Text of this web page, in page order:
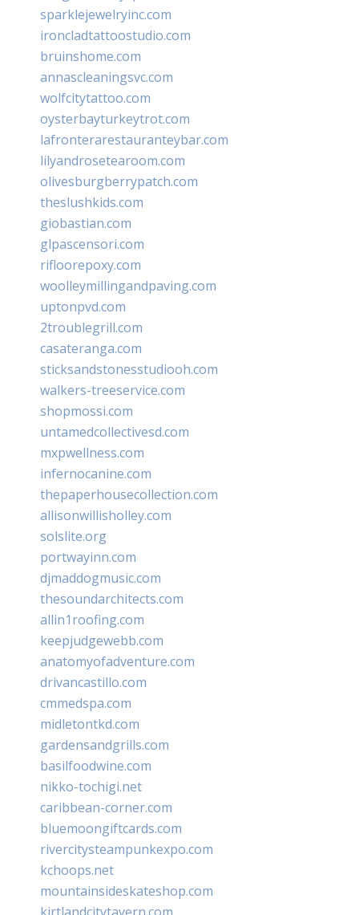
sparklejewelryinc.com
ironcladtattoostudio.com
bruinshome.com
annascleaningsvc.com
wolfcitytattoo.com
oysterbayturkeytrot.com
lafronterarestauranteybar.com
lilyandrosetearoom.com
olivesburgberrypatch.com
theslushkids.com
giobastian.com
glpascensori.com
rifloorepoxy.com
woolleymillingandpaving.com
uptonpvd.com
2troublegrill.com
casateranga.com
sticksandstonesstudiooh.com
walkers-treeservice.com
shopmossi.com
untamedcollectivesd.com
mxpwellness.com
infernocanine.com
thepaperhousecollection.com
allisonwillisholley.com
solslite.org
portwayinn.com
djmaddogmusic.com
thesoundarchitects.com
allin1roofing.com
keepjudgewebb.com
anatomyofadventure.com
drivancastillo.com
cmmedspa.com
midletontkd.com
gardensandgrills.com
basilfoodwine.com
nikko-tochigi.net
caribbean-corner.com
bluemoongiftcards.com
rivercitysteampunkexpo.com
kchoops.net
mountainsideskateshop.com